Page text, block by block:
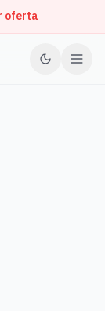
oferta